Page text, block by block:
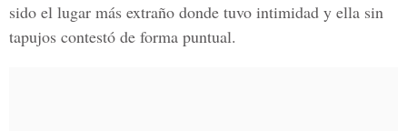
sido el lugar más extraño donde tuvo intimidad y ella sin
tapujos contestó de forma puntual.